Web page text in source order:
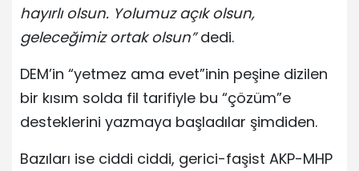
hayırlı olsun. Yolumuz açık olsun,
geleceğimiz ortak olsun”dedi.
DEM’in “yetmez ama evet”inin peşine dizilen
bir kısım solda fil tarifiyle bu “çözüm”e
desteklerini yazmaya başladılar şimdiden.
Bazıları ise ciddi ciddi, gerici-faşist AKP-MHP